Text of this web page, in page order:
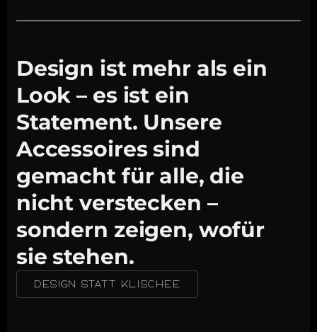
Design ist mehr als ein
Look – es ist ein
Statement. Unsere
Accessoires sind
gemacht für alle, die
nicht verstecken –
sondern zeigen, wofür
sie stehen.
DESIGN STATT KLISCHEE